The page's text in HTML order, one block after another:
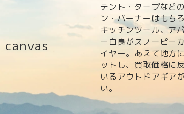
canvas
テント・タープなど
ン・バーナーはもち
キッチンツール、ア
ー自身がスノーピー
イヤー。あえて地方
ットし、買取価格に
いるアウトドアギア
い。